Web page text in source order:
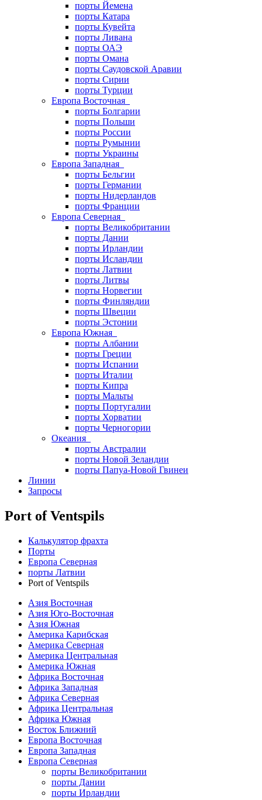
порты Йемена
порты Катара
порты Кувейта
порты Ливана
порты ОАЭ
порты Омана
порты Саудовской Аравии
порты Сирии
порты Турции
Европа Восточная
порты Болгарии
порты Польши
порты России
порты Румынии
порты Украины
Европа Западная
порты Бельгии
порты Германии
порты Нидерландов
порты Франции
Европа Северная
порты Великобритании
порты Дании
порты Ирландии
порты Исландии
порты Латвии
порты Литвы
порты Норвегии
порты Финляндии
порты Швеции
порты Эстонии
Европа Южная
порты Албании
порты Греции
порты Испании
порты Италии
порты Кипра
порты Мальты
порты Португалии
порты Хорватии
порты Черногории
Океания
порты Австралии
порты Новой Зеландии
порты Папуа-Новой Гвинеи
Линии
Запросы
Port of Ventspils
Калькулятор фрахта
Порты
Европа Северная
порты Латвии
Port of Ventspils
Азия Восточная
Азия Юго-Восточная
Азия Южная
Америка Карибская
Америка Северная
Америка Центральная
Америка Южная
Африка Восточная
Африка Западная
Африка Северная
Африка Центральная
Африка Южная
Восток Ближний
Европа Восточная
Европа Западная
Европа Северная
порты Великобритании
порты Дании
порты Ирландии